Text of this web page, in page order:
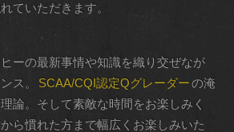
ていただきます。
ーの最新事情や知識を織り交ぜなが
ス。
SCAA/CQI認定Qグレーダー の淹
論。そして素敵な時間をお楽しみく
ら慣れた方まで幅広くお楽しみいた